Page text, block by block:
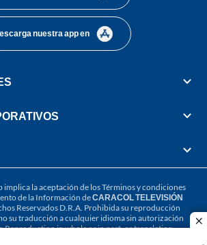
nuestra app en
implica la aceptación de losTérminos y condiciones
de la Información deCARACOL TELEVISIÓN
Reservados D.R.A. Prohibida su reproducción
su traducción a cualquier idioma sin autorización
Reproduction in whole or in part, or translation